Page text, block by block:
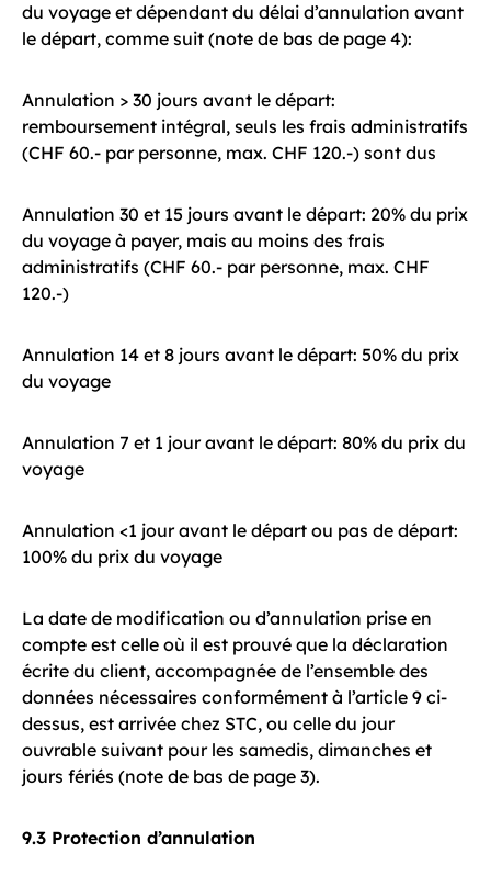
du voyage et dépendant du délai d’annulation avant
le départ, comme suit (note de bas de page 4):
Annulation > 30 jours avant le départ:
remboursement intégral, seuls les frais administratifs
(CHF 60.- par personne, max. CHF 120.-) sont dus
Annulation 30 et 15 jours avant le départ: 20% du prix
du voyage à payer, mais au moins des frais
administratifs (CHF 60.- par personne, max. CHF
120.-)
Annulation 14 et 8 jours avant le départ: 50% du prix
du voyage
Annulation 7 et 1 jour avant le départ: 80% du prix du
voyage
Annulation <1 jour avant le départ ou pas de départ:
100% du prix du voyage
La date de modification ou d’annulation prise en
compte est celle où il est prouvé que la déclaration
écrite du client, accompagnée de l’ensemble des
données nécessaires conformément à l’article 9 ci-
dessus, est arrivée chez STC, ou celle du jour
ouvrable suivant pour les samedis, dimanches et
jours fériés (note de bas de page 3).
9.3 Protection d’annulation